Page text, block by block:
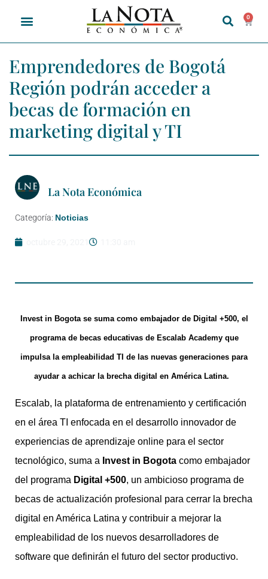
0
Emprendedores de Bogotá
Región podrán acceder a
becas de formación en
marketing digital y TI
La Nota Económica
Categoría: Noticias
Invest in Bogota se suma como embajador de Digital +500, el
programa de becas educativas de Escalab Academy que
impulsa la empleabilidad TI de las nuevas generaciones para
ayudar a achicar la brecha digital en América Latina.
Escalab, la plataforma de entrenamiento y certificación
en el área TI enfocada en el desarrollo innovador de
experiencias de aprendizaje online para el sector
tecnológico, suma a Invest in Bogota como embajador
del programa Digital +500, un ambicioso programa de
becas de actualización profesional para cerrar la brecha
digital en América Latina y contribuir a mejorar la
empleabilidad de los nuevos desarrolladores de
software que definirán el futuro del sector productivo.